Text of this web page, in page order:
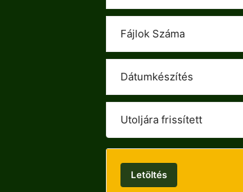
Fájlok Száma
Dátumkészítés
Utoljára frissített
Letöltés